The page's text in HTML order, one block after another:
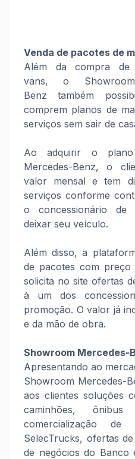
Venda de pacotes de
Além da compra de
vans, o
Benz também
comprem planos de
serviços sem sair de
Ao adquirir o
Mercedes-Benz, o
valor mensal e tem
serviços conforme
o concessionário de
deixar seu veículo.
Além disso, a
de pacotes com preço
solicita no site ofertas
à um dos
promoção. O valor já
e da mão de obra.
Showroom Mercedes-
Apresentando ao
Showroom Mercedes-
aos clientes soluções
caminhões,
comercialização
SelecTrucks, ofertas
de negócios do Banco